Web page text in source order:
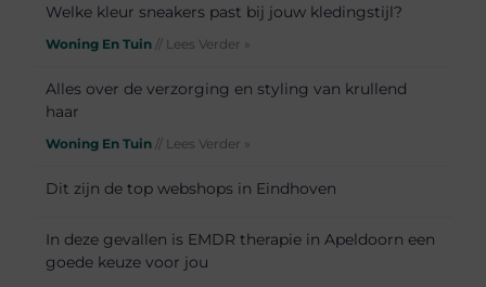
Welke kleur sneakers past bij jouw kledingstijl?
Woning En Tuin // Lees Verder »
Alles over de verzorging en styling van krullend
haar
Woning En Tuin // Lees Verder »
Dit zijn de top webshops in Eindhoven
In deze gevallen is EMDR therapie in Apeldoorn een
goede keuze voor jou